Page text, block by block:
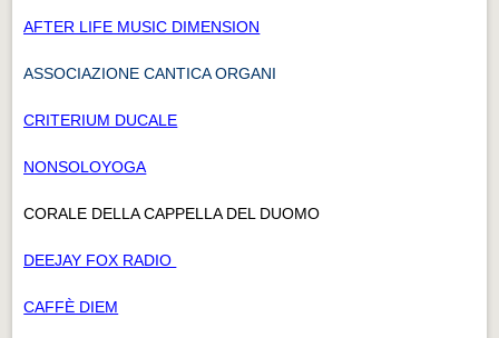
AFTER LIFE MUSIC DIMENSION
ASSOCIAZIONE CANTICA ORGANI
CRITERIUM DUCALE
NONSOLOYOGA
CORALE DELLA CAPPELLA DEL DUOMO
DEEJAY FOX RADIO
CAFFÈ DIEM